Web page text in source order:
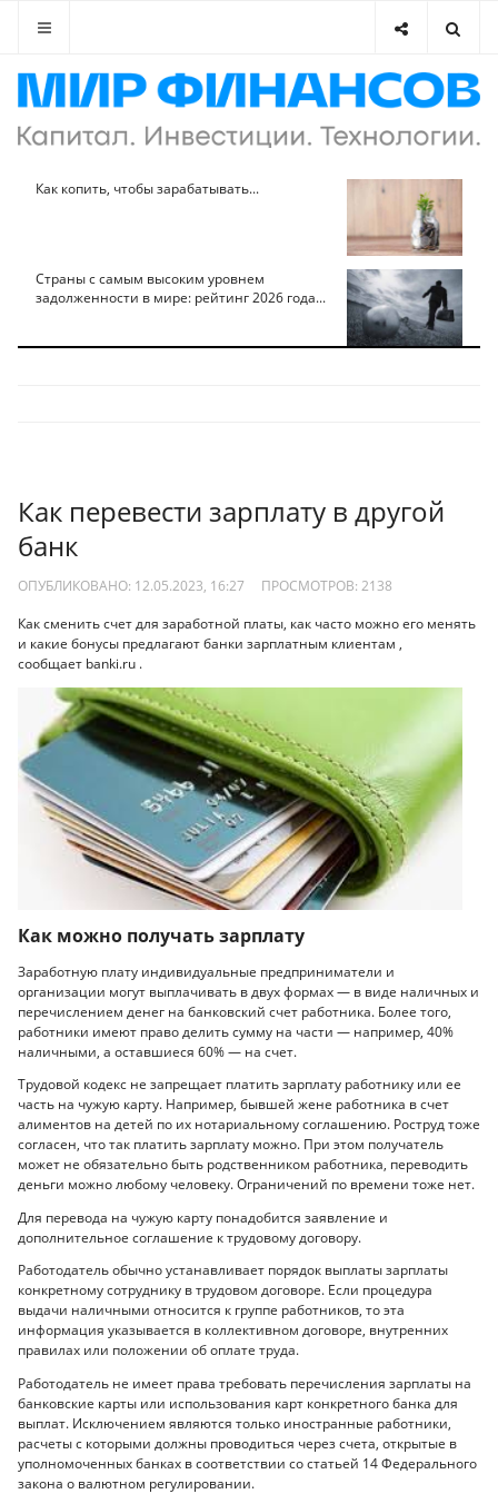
Как копить, чтобы зарабатывать...
Страны с самым высоким уровнем
задолженности в мире: рейтинг 2026 года...
Как перевести зарплату в другой
банк
ОПУБЛИКОВАНО: 12.05.2023, 16:27 ПРОСМОТРОВ: 2138
Как сменить счет для заработной платы, как часто можно его менять
и какие бонусы предлагают банки зарплатным клиентам ,
сообщает banki.ru .
Как можно получать зарплату
Заработную плату индивидуальные предприниматели и
организации могут выплачивать в двух формах — в виде наличных и
перечислением денег на банковский счет работника. Более того,
работники имеют право делить сумму на части — например, 40%
наличными, а оставшиеся 60% — на счет.
Трудовой кодекс не запрещает платить зарплату работнику или ее
часть на чужую карту. Например, бывшей жене работника в счет
алиментов на детей по их нотариальному соглашению. Роструд тоже
согласен, что так платить зарплату можно. При этом получатель
может не обязательно быть родственником работника, переводить
деньги можно любому человеку. Ограничений по времени тоже нет.
Для перевода на чужую карту понадобится заявление и
дополнительное соглашение к трудовому договору.
Работодатель обычно устанавливает порядок выплаты зарплаты
конкретному сотруднику в трудовом договоре. Если процедура
выдачи наличными относится к группе работников, то эта
информация указывается в коллективном договоре, внутренних
правилах или положении об оплате труда.
Работодатель не имеет права требовать перечисления зарплаты на
банковские карты или использования карт конкретного банка для
выплат. Исключением являются только иностранные работники,
расчеты с которыми должны проводиться через счета, открытые в
уполномоченных банках в соответствии со статьей 14 Федерального
закона о валютном регулировании.